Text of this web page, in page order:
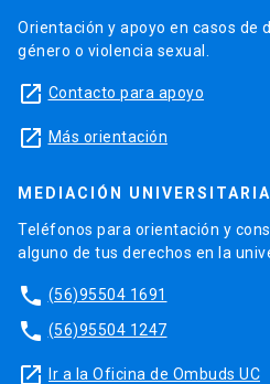
Orientación y apoyo en casos de
género o violencia sexual.
launch Contacto para apoyo
launch Más orientación
MEDIACIÓN UNIVERSITARIA
Teléfonos para orientación y
alguno de tus derechos en la
phone (56)95504 1691
phone (56)95504 1247
launch Ir a la Oficina de Ombuds UC